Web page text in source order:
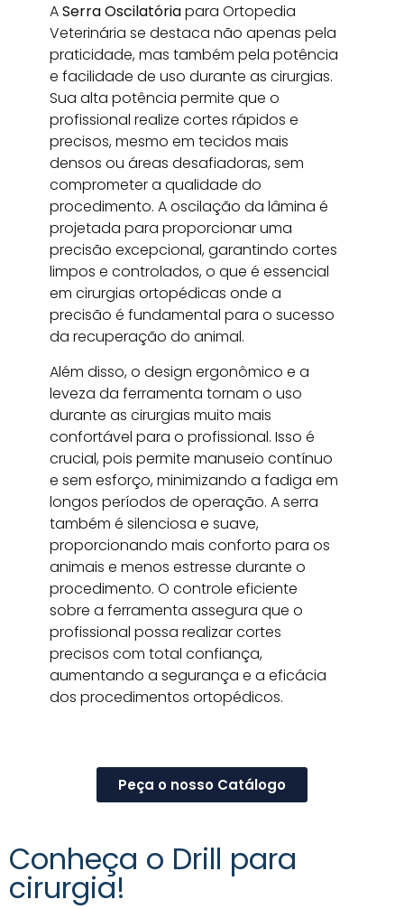
ASerra Oscilatóriapara Ortopedia
Veterinária se destaca não apenas pela
praticidade, mas também pela potência
e facilidade de uso durante as cirurgias.
Sua alta potência permite que o
profissional realize cortes rápidos e
precisos, mesmo em tecidos mais
densos ou áreas desafiadoras, sem
comprometer a qualidade do
procedimento. A oscilação da lâmina é
projetada para proporcionar uma
precisão excepcional, garantindo cortes
limpos e controlados, o que é essencial
em cirurgias ortopédicas onde a
precisão é fundamental para o sucesso
da recuperação do animal.
Além disso, o design ergonômico e a
leveza da ferramenta tornam o uso
durante as cirurgias muito mais
confortável para o profissional. Isso é
crucial, pois permite manuseio contínuo
e sem esforço, minimizando a fadiga em
longos períodos de operação. A serra
também é silenciosa e suave,
proporcionando mais conforto para os
animais e menos estresse durante o
procedimento. O controle eficiente
sobre a ferramenta assegura que o
profissional possa realizar cortes
precisos com total confiança,
aumentando a segurança e a eficácia
dos procedimentos ortopédicos.
Peça o nosso Catálogo
Conheça o Drill para
cirurgia!